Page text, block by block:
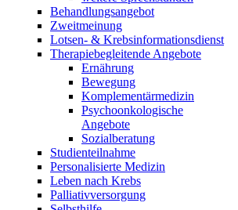
Behandlungsangebot
Zweitmeinung
Lotsen- & Krebsinformationsdienst
Therapiebegleitende Angebote
Ernährung
Bewegung
Komplementärmedizin
Psychoonkologische
Angebote
Sozialberatung
Studienteilnahme
Personalisierte Medizin
Leben nach Krebs
Palliativversorgung